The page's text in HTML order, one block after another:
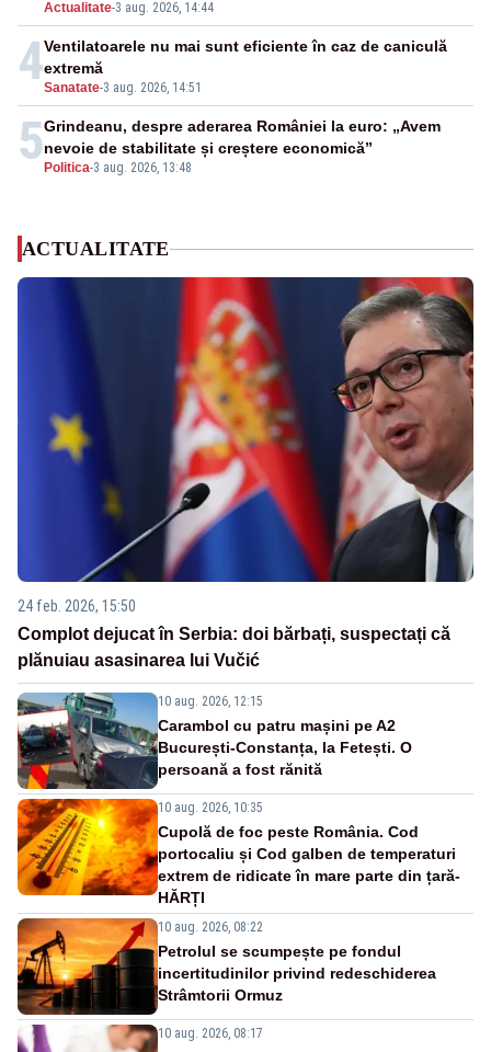
Actualitate-3 aug. 2026, 14:44
4Sanatate-3 aug. 2026, 14:51
Ventilatoarele nu mai sunt eficiente în caz de caniculă
extremă
5 Politica-3 aug. 2026, 13:48
Grindeanu, despre aderarea României la euro: „Avem
nevoie de stabilitate și creștere economică”
ACTUALITATE
24 feb. 2026, 15:50
Complot dejucat în Serbia: doi bărbați, suspectați că
plănuiau asasinarea lui Vučić
10 aug. 2026, 12:15
Carambol cu patru mașini pe A2
București-Constanța, la Fetești. O
persoană a fost rănită
10 aug. 2026, 10:35
Cupolă de foc peste România. Cod
portocaliu și Cod galben de temperaturi
extrem de ridicate în mare parte din țară-
HĂRȚI
10 aug. 2026, 08:22
Petrolul se scumpește pe fondul
incertitudinilor privind redeschiderea
Strâmtorii Ormuz
10 aug. 2026, 08:17